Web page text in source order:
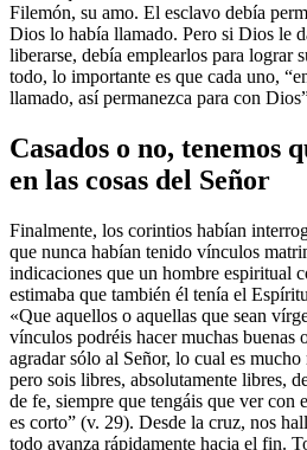
Filemón, su amo. El esclavo debía
Dios lo había llamado. Pero si Dios le
liberarse, debía emplearlos para lograr
todo, lo importante es que cada uno,
llamado, así permanezca para con
Casados o no, tenemos
en las cosas del Señor
Finalmente, los corintios habían
que nunca habían tenido vínculos
indicaciones que un hombre espiritual
estimaba que también él tenía el
«Que aquellos o aquellas que sean
vínculos podréis hacer muchas buenas
agradar sólo al Señor, lo cual es
pero sois libres, absolutamente libres,
de fe, siempre que tengáis que ver con
es corto” (v. 29). Desde la cruz, nos
todo avanza rápidamente hacia el fin.